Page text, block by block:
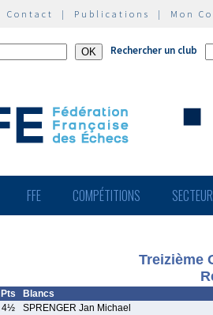
Contact | Publications | Mon
Rechercher un club
FFE COMPÉTITIONS
Treizième
Pts
Blancs
4½
SPRENGER Jan Michael